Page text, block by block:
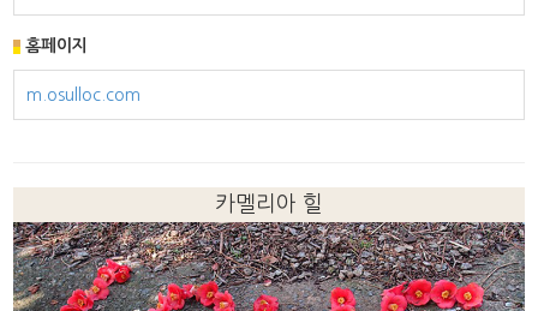
홈페이지
m.osulloc.com
카멜리아 힐